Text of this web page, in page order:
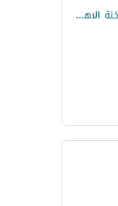
بنتهاوس شالية لسرعة البيع ف ابراج الابراج بورتو السخنة الاهرامات porto Sokhna pyriamds